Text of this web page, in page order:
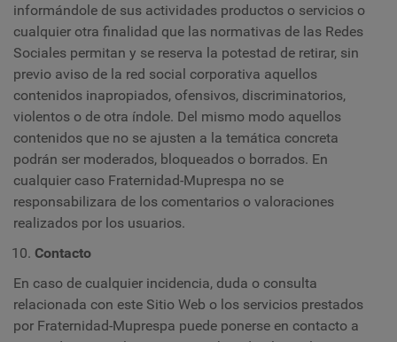
informándole de sus actividades productos o servicios o
cualquier otra finalidad que las normativas de las Redes
Sociales permitan y se reserva la potestad de retirar, sin
previo aviso de la red social corporativa aquellos
contenidos inapropiados, ofensivos, discriminatorios,
violentos o de otra índole. Del mismo modo aquellos
contenidos que no se ajusten a la temática concreta
podrán ser moderados, bloqueados o borrados. En
cualquier caso Fraternidad-Muprespa no se
responsabilizara de los comentarios o valoraciones
realizados por los usuarios.
Contacto
En caso de cualquier incidencia, duda o consulta
relacionada con este Sitio Web o los servicios prestados
por Fraternidad-Muprespa puede ponerse en contacto a